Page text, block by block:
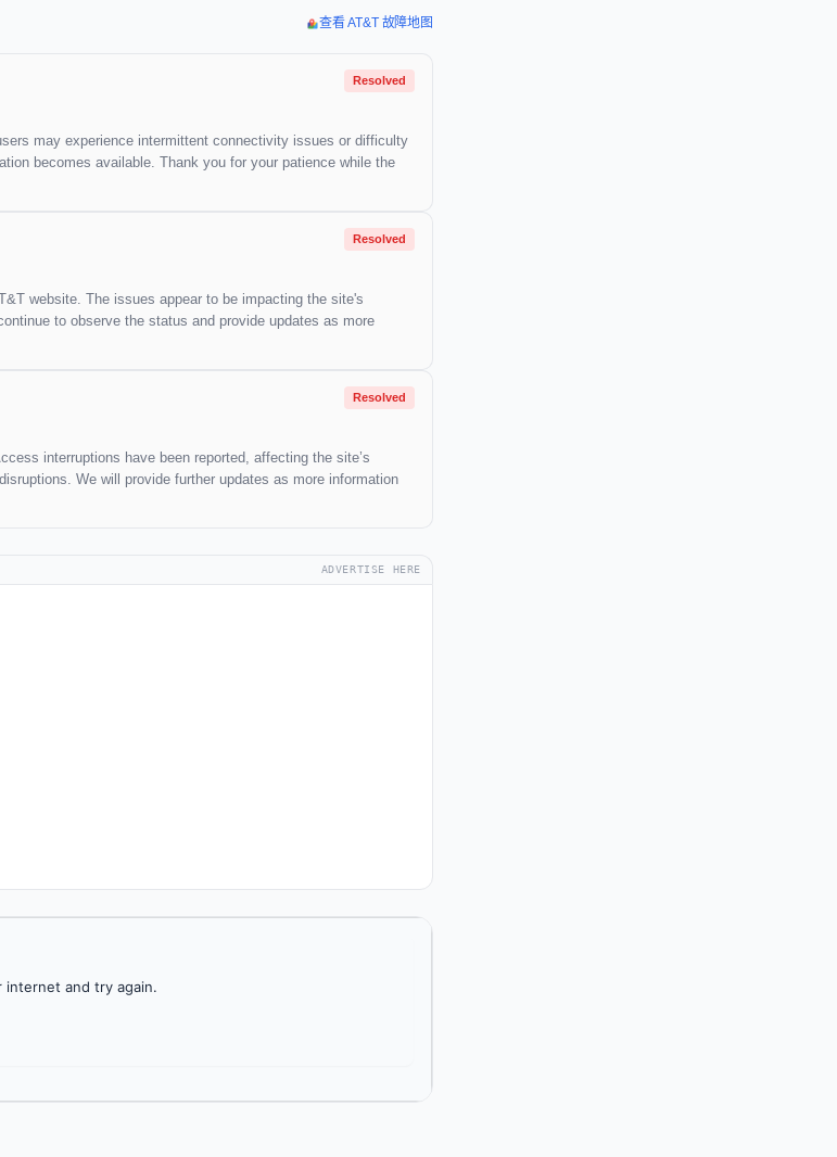
查看 AT&T 故障地图
Resolved
may experience intermittent connectivity issues or difficulty
becomes available. Thank you for your patience while the
Resolved
website. The issues appear to be impacting the site's
to observe the status and provide updates as more
Resolved
interruptions have been reported, affecting the site’s
We will provide further updates as more information
ADVERTISE HERE
internet and try again.